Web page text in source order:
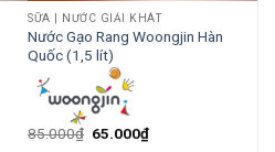
SỮA | NƯỚC GIẢI KHÁT
Nước Gạo Rang Woongjin Hàn
Quốc (1,5 lít)
85.000₫ 65.000₫